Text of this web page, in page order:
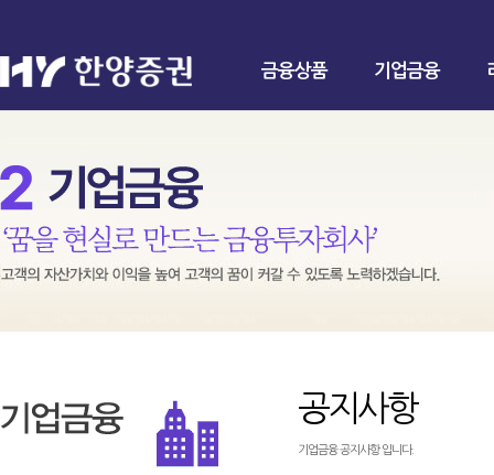
금융상품 기업금융
공지사항
기업금융 공지사항 입니다.